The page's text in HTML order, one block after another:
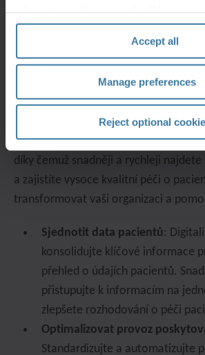
section" of ourPrivacy Policy.
Accept all
Manage preferences
Reject optional
Platforma InSight DXP je navržena
vašimi potřebami. Nabízí možnosti
digitálního úložiště, počtu uživatelů a
automatizace pracovních postupů,
flexibilní přizpůsobení vašim měnícím
Toto řešení vám umožní přijímat,
sjednocovat fyzickou a digitální
díky čemuž snadněji a rychleji
a zajistíte vysoce kvalitní péči o
transformovat vaši organizaci a
Sjednotit data pacientů:
konsolidujte klíčové informace
přehled o údajích pacientů.
přistupujte k informacím na
zlepšete rozhodování o péči
Optimalizovat provoz
Standardizujte a automatizujte